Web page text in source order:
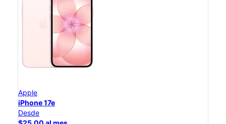
Apple
iPhone 17e
Desde